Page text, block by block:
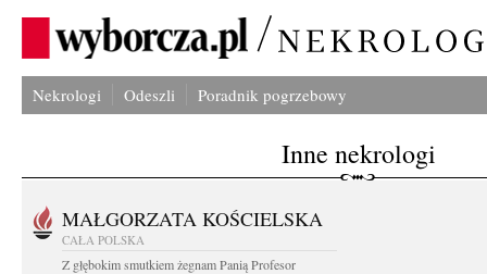
Nekrologi Odeszli Poradnik pogrzebowy
Inne nekrologi
MAŁGORZATA KOŚCIELSKA
CAŁA POLSKA
Z głębokim smutkiem żegnam Panią Profesor